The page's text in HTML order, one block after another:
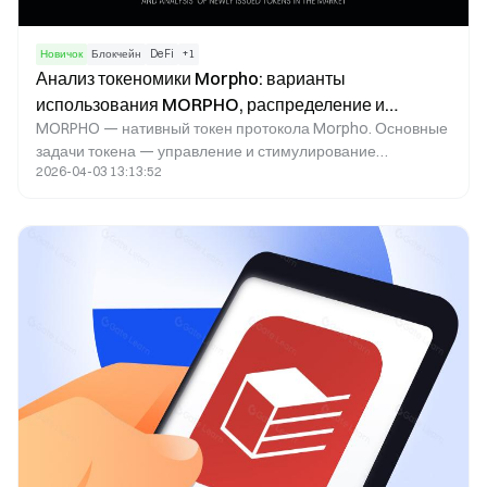
Новичок Блокчейн DeFi +1
Анализ токеномики Morpho: варианты
использования MORPHO, распределение и
ценностное предложение
MORPHO — нативный токен протокола Morpho. Основные
задачи токена — управление и стимулирование
экосистемы. Механизмы распределения токенов и
величины в децентрализованном кредитовании.
2026-04-03 13:13:52